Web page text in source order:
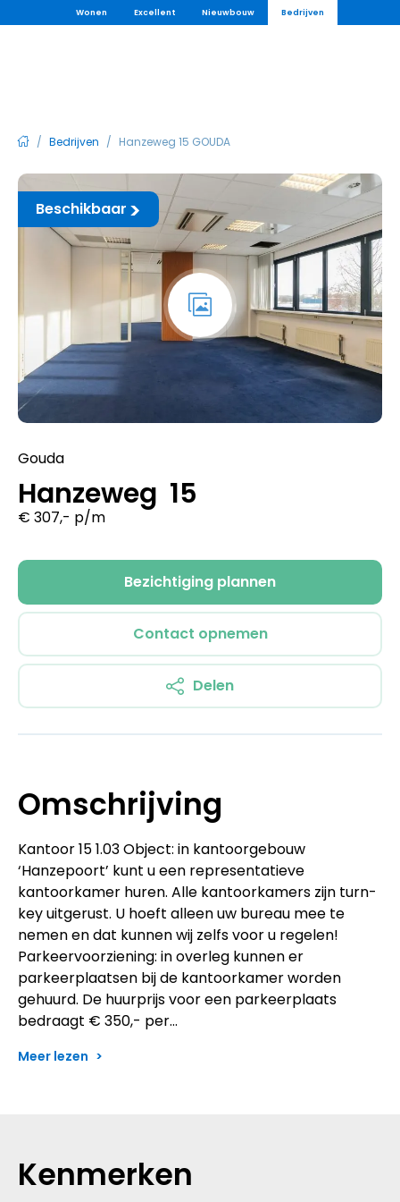
Wonen Excellent Nieuwbouw Bedrijven
/ Bedrijven / Hanzeweg 15 GOUDA
Beschikbaar
Gouda
Hanzeweg 15
€ 307,- p/m
Bezichtiging plannen
Contact opnemen
Delen
Omschrijving
Kantoor 15 1.03 Object: in kantoorgebouw
‘Hanzepoort’ kunt u een representatieve
kantoorkamer huren. Alle kantoorkamers zijn turn-
key uitgerust. U hoeft alleen uw bureau mee te
nemen en dat kunnen wij zelfs voor u regelen!
Parkeervoorziening: in overleg kunnen er
parkeerplaatsen bij de kantoorkamer worden
gehuurd. De huurprijs voor een parkeerplaats
bedraagt € 350,- per…
Meer lezen
Kenmerken